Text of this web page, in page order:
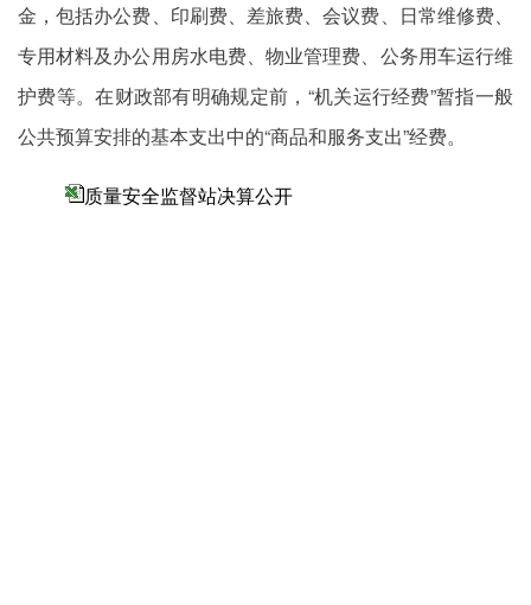
金，包括办公费、印刷费、差旅费、会议费、日常维修费、
专用材料及办公用房水电费、物业管理费、公务用车运行维
护费等。在财政部有明确规定前，“机关运行经费”暂指一般
公共预算安排的基本支出中的“商品和服务支出”经费。
质量安全监督站决算公开